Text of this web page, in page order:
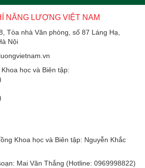
NĂNG LƯỢNG VIỆT NAM
Tòa nhà Văn phòng, số 87 Láng Hạ,
Nội
học và Biên tập:
Khoa học và Biên tập: Nguyễn Khắc
Mai Văn Thắng (Hotline: 0969998822)